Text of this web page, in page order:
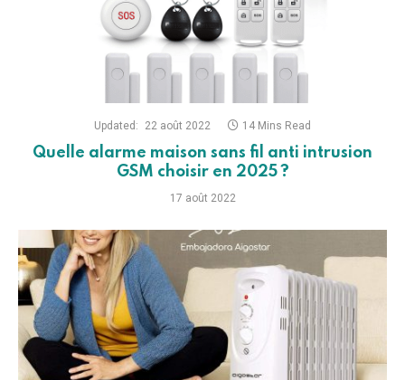
Updated: 22 août 2022 14 Mins Read
Quelle alarme maison sans fil anti intrusion
GSM choisir en 2025 ?
17 août 2022